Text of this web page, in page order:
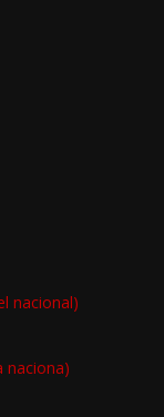
nacional)
naciona)